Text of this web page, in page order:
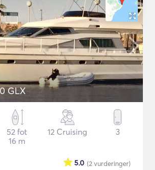
GLX
52 fot
16 m
12 Cruising 3
(2 vurderinger)
5.0